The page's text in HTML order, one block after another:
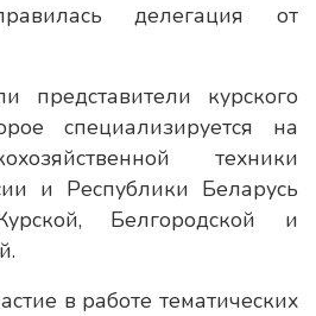
делегация от
представители курского
специализируется на
техники
и Республики Беларусь
Белгородской и
в работе тематических